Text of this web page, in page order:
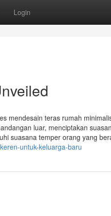
Login
mendesain teras rumah
luar, menciptakan
suasana temper orang yang
untuk-keluarga-baru